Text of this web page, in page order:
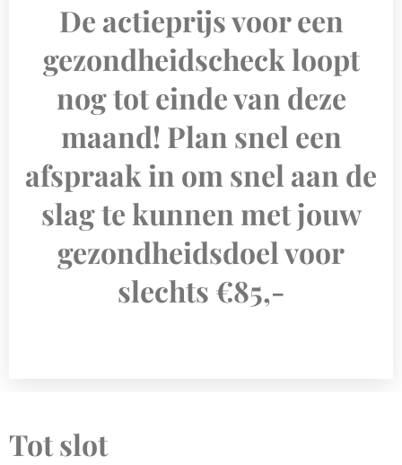
De actieprijs voor een
gezondheidscheck loopt
nog tot einde van deze
maand! Plan snel een
afspraak in om snel aan de
slag te kunnen met jouw
gezondheidsdoel voor
slechts €85,-
Tot slot